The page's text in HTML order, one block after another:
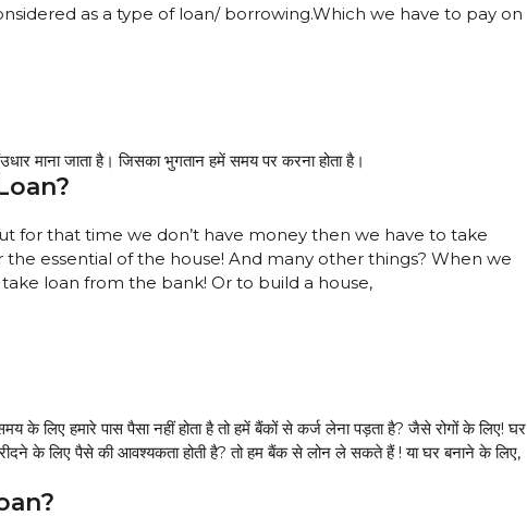
as a type of loan/ borrowing.Which we have to pay on
माना जाता है। जिसका भुगतान हमें समय पर करना होता है।
for that time we don’t have money then we have to take
the essential of the house! And many other things? When we
loan from the bank! Or to build a house,
लिए हमारे पास पैसा नहीं होता है तो हमें बैंकों से कर्ज लेना पड़ता है? जैसे रोगों के लिए! घर
के लिए पैसे की आवश्यकता होती है? तो हम बैंक से लोन ले सकते हैं ! या घर बनाने के लिए,